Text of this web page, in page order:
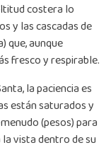
costera lo
y las cascadas de
que, aunque
fresco y respirable.
la paciencia es
están saturados y
(pesos) para
vista dentro de su